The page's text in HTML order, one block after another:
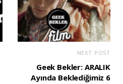
NEXT POST
Geek Bekler: ARALIK
Ayında Beklediğimiz 6